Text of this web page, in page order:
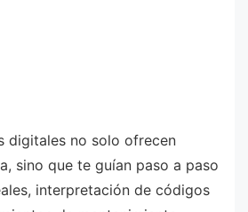
digitales no solo ofrecen
sino que te guían paso a paso
interpretación de códigos